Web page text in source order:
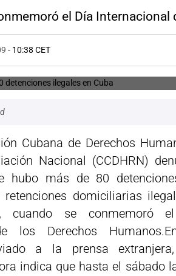
el Día
- 10:38 CET
Cubana de Derechos
Nacional (CCDHRN)
hubo más de 80
domiciliarias
cuando se conmemoró
los Derechos
a la prensa
indica que hasta el sábado